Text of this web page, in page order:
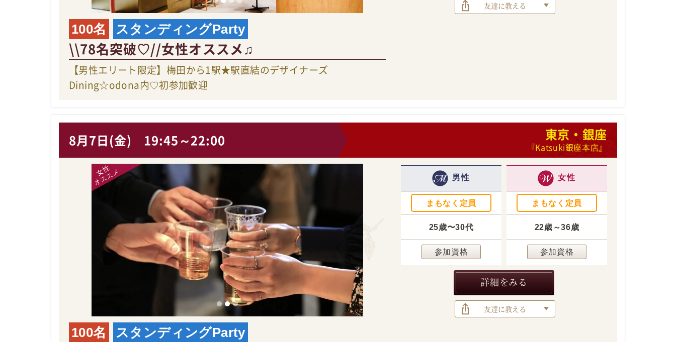
100名 スタンディングParty
\\78名突破♡//女性オススメ♫
【男性エリート限定】梅田から1駅★駅直結のデザイナーズ
Dining☆odona内♡初参加歓迎
友達に教える
8月7日(金) 19:45～22:00 東京・銀座
『Katsuki銀座本店』
100名 スタンディングParty
男性
まもなく定員
25歳〜30代
参加資格
女性
まもなく定員
22歳～36歳
参加資格
詳細をみる
友達に教える